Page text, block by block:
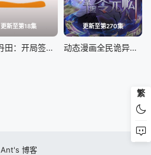
更新至第18集
启运丹田：开局签到至尊丹田
更新至第270集
动态漫画全民诡异：开局掌握零元购
繁
Ant's 博客